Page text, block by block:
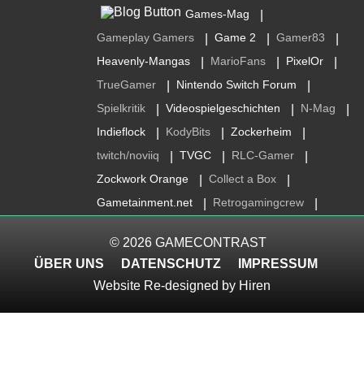
Games-Mag
Gameplay Gamers Game 2 Gamer83
Heavenly-Mangas MarioFans PixelOr
TrueGamer Nintendo Switch Forum
Spielkritik Videospielgeschichten N-Mag
Indieflock KodyBits Zockerheim
twitch/noviiq TVGC RLC-Gamer
Zockwork Orange Collect a Box
Gametainment.net Retrogamingcrew
© 2026 GAMECONTRAST
ÜBER UNS
DATENSCHUTZ
IMPRESSUM
Website Re-designed by Hiren